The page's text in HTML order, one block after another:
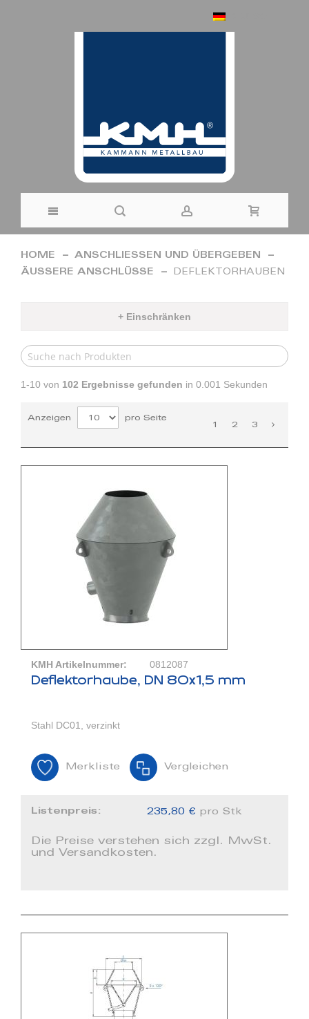
zum
HOME
ANSCHLIESSEN UND ÜBERGEBEN
ÄUSSERE ANSCHLÜSSE
DEFLEKTORHAUBEN
+ Einschränken
1-10 von 102 Ergebnisse gefunden in 0.001 Sekunden
Anzeigen
pro Seite
1
2 3
KMH Artikelnummer: 0812087
Deflektorhaube, DN 80x1,5 mm
Stahl DC01, verzinkt
Merkliste Vergleichen
Listenpreis: 235,80 € pro Stk
Die Preise verstehen sich zzgl. MwSt.
und Versandkosten.